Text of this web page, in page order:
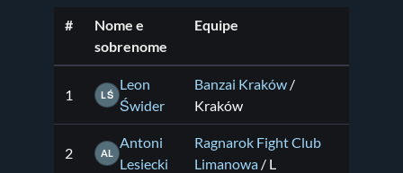
#
Nome e
sobrenome
Equipe
1 LŚ
Leon
Świder
Banzai Kraków /
Kraków
2 AL
Antoni
Lesiecki
Ragnarok Fight Club
Limanowa / L